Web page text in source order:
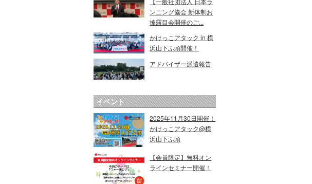
ンニング協会 新体制お
披露目会開催のご...
かけっこアタック in 横
浜山下ふ頭開催！
アドバイザー派遣報告
イベント
2025年11月30日開催！
かけっこアタック@横
浜山下ふ頭
【会員限定】無料オン
ラインセミナー開催！